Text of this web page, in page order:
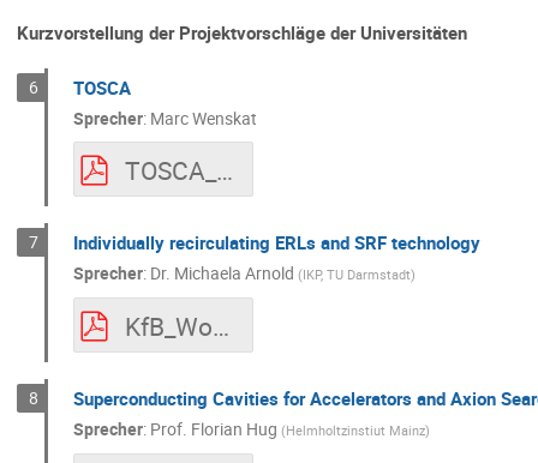
Kurzvorstellung der Projektvorschläge der Universitäten
6 TOSCA
Sprecher: Marc Wenskat
TOSCA_KfB.pdf
7 Individually recirculating ERLs and SRF technology
Sprecher: Dr. Michaela Arnold (IKP, TU Darmstadt)
KfB_Workshop_Arnold_1Sep20.pdf
8 Superconducting Cavities for Accelerators and Axion
Sprecher: Prof. Florian Hug (Helmholtzinstiut Mainz)